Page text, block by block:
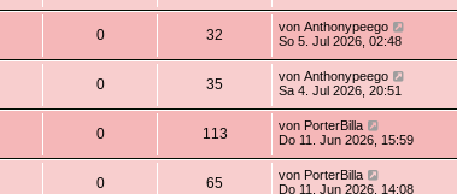
0 32 von Anthonypeego
So 5. Jul 2026, 02:48
0 35 von Anthonypeego
Sa 4. Jul 2026, 20:51
0 113 von PorterBilla
Do 11. Jun 2026, 15:59
0 65 von PorterBilla
Do 11. Jun 2026, 14:08